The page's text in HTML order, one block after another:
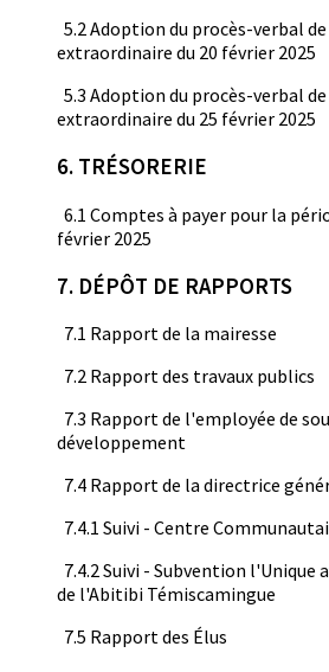
5.2 Adoption du procès-verbal de
extraordinaire du 20 février 2025
5.3 Adoption du procès-verbal de
extraordinaire du 25 février 2025
6. TRÉSORERIE
6.1 Comptes à payer pour la
février 2025
7. DÉPÔT DE RAPPORTS
7.1 Rapport de la mairesse
7.2 Rapport des travaux publics
7.3 Rapport de l'employée de
développement
7.4 Rapport de la directrice
7.4.1 Suivi - Centre
7.4.2 Suivi - Subvention l'Unique
de l'Abitibi Témiscamingue
7.5 Rapport des Élus